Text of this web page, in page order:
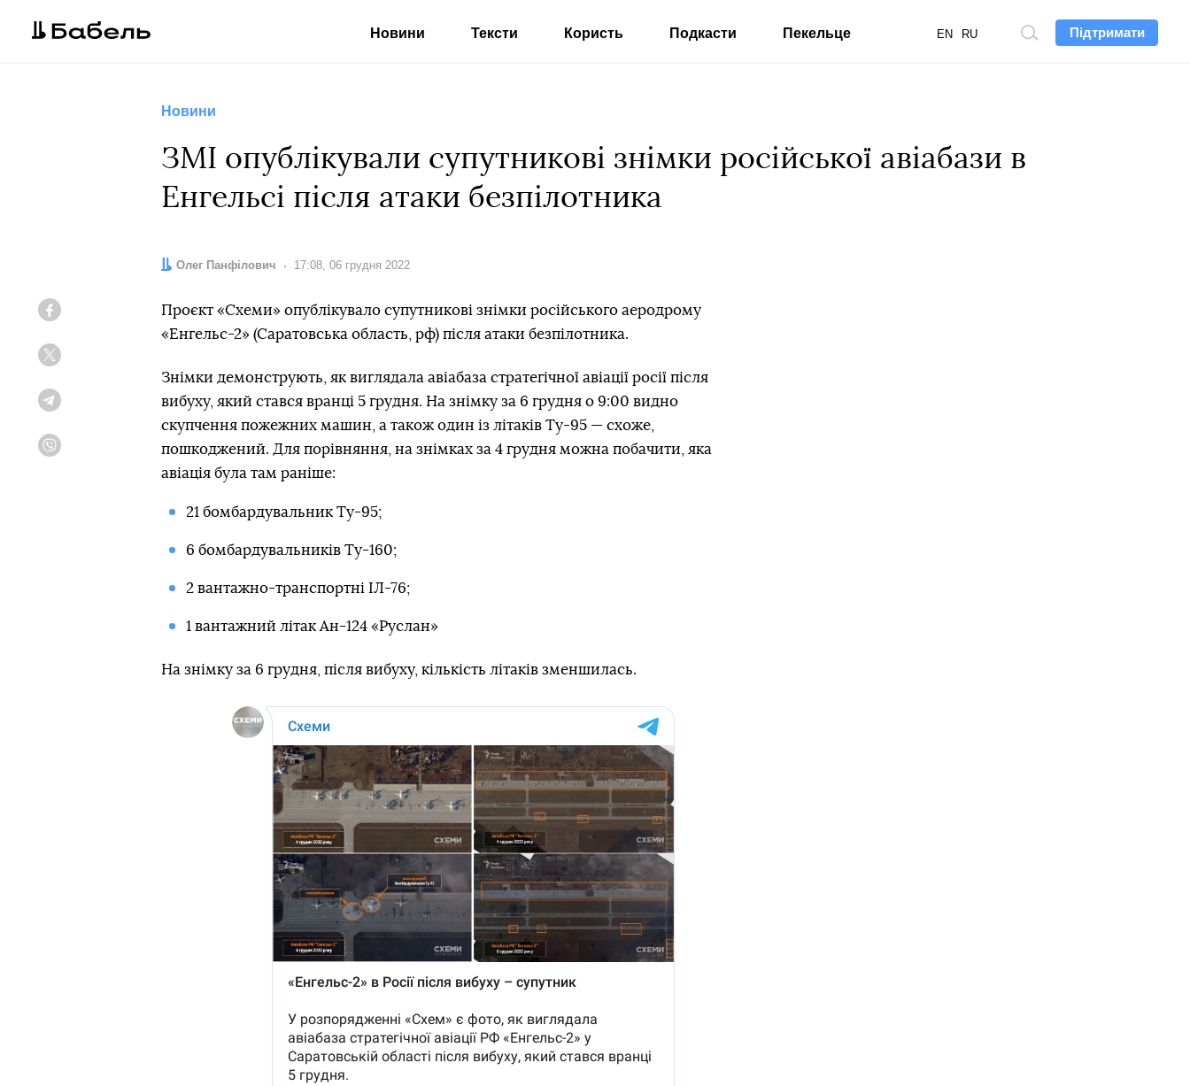
Підтримати
Пошук
EN RU
Новини Тексти Користь Подкасти Пекельце
Новини
ЗМІ опублікували супутникові знімки російської авіабази в
Енгельсі після атаки безпілотника
Автор:
Олег Панфілович Дата:
17:08, 06 грудня 2022
Проєкт «Схеми» опублікувало супутникові знімки російського аеродрому
«Енгельс-2» (Саратовська область, рф) після атаки безпілотника.
Знімки демонструють, як виглядала авіабаза стратегічної авіації росії після
вибуху, який стався вранці 5 грудня. На знімку за 6 грудня о 9:00 видно
скупчення пожежних машин, а також один із літаків Ту-95 — схоже,
пошкоджений. Для порівняння, на знімках за 4 грудня можна побачити, яка
авіація була там раніше:
21 бомбардувальник Ту-95;
6 бомбардувальників Ту-160;
2 вантажно-транспортні ІЛ-76;
1 вантажний літак Ан-124 «Руслан»
На знімку за 6 грудня, після вибуху, кількість літаків зменшилась.